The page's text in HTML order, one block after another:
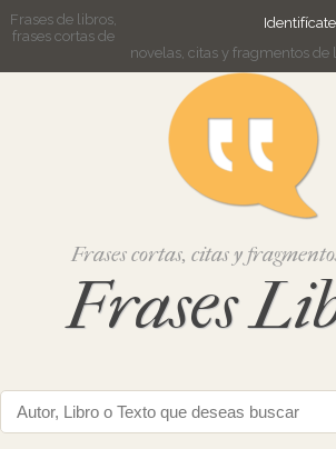
Identifícate
Frases de libros,
frases cortas de
novelas, citas y fragmentos de
Frases cortas, citas y
Frases